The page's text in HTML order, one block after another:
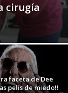
cirugía
faceta de Dee
pelis de miedo!!